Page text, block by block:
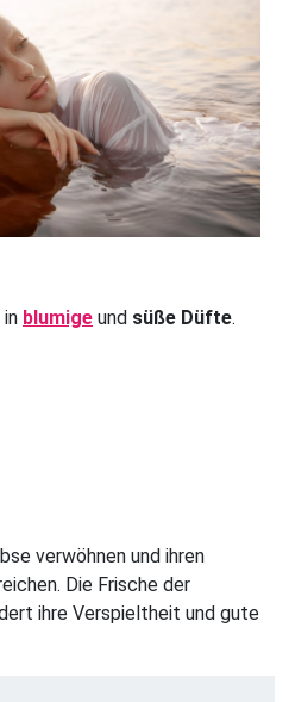
in blumige und süße Düfte.
verwöhnen und ihren
Die Frische der
ihre Verspieltheit und gute